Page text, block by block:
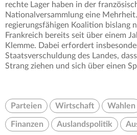
rechte Lager haben in der
Nationalversammlung eine
regierungsfähigen Koalition bislang
Frankreich bereits seit über einem
Klemme. Dabei erfordert
Staatsverschuldung des Landes,
Strang ziehen und sich über einen
Parteien Wirtschaft Wahlen
Finanzen Auslandspolitik